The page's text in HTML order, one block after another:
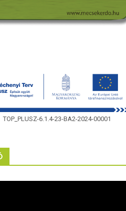
TOP_PLUSZ-6.1.4-23-BA2-2024-00001